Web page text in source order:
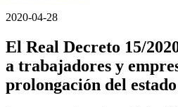
2020-04-28
El Real Decreto 15/
a trabajadores y
prolongación del